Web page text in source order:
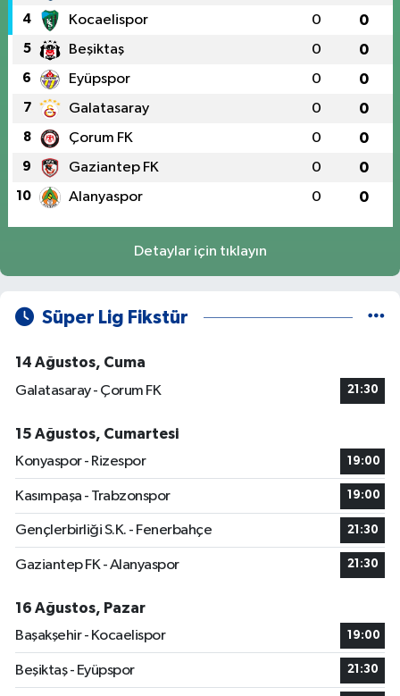
4 Kocaelispor 0 0
5 Beşiktaş 0 0
6 Eyüpspor 0 0
7 Galatasaray 0 0
8 Çorum FK 0 0
9 Gaziantep FK 0 0
10 Alanyaspor 0 0
Detaylar için tıklayın
Süper Lig Fikstür
14 Ağustos, Cuma
Galatasaray - Çorum FK
21:30
15 Ağustos, Cumartesi
Konyaspor - Rizespor
19:00
Kasımpaşa - Trabzonspor 19:00
Gençlerbirliği S.K. - Fenerbahçe 21:30
Gaziantep FK - Alanyaspor 21:30
16 Ağustos, Pazar
Başakşehir - Kocaelispor
19:00
Beşiktaş - Eyüpspor 21:30